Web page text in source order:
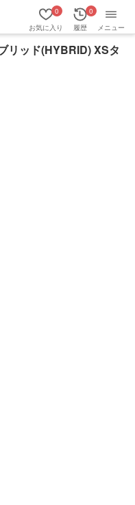
お気に入り
0
履歴
0
メニュー
リッド(HYBRID) XSタ